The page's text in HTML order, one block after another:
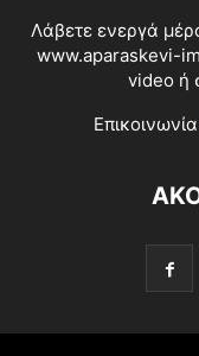
Λάβετε ενεργά
www.aparaskevi-
video ή